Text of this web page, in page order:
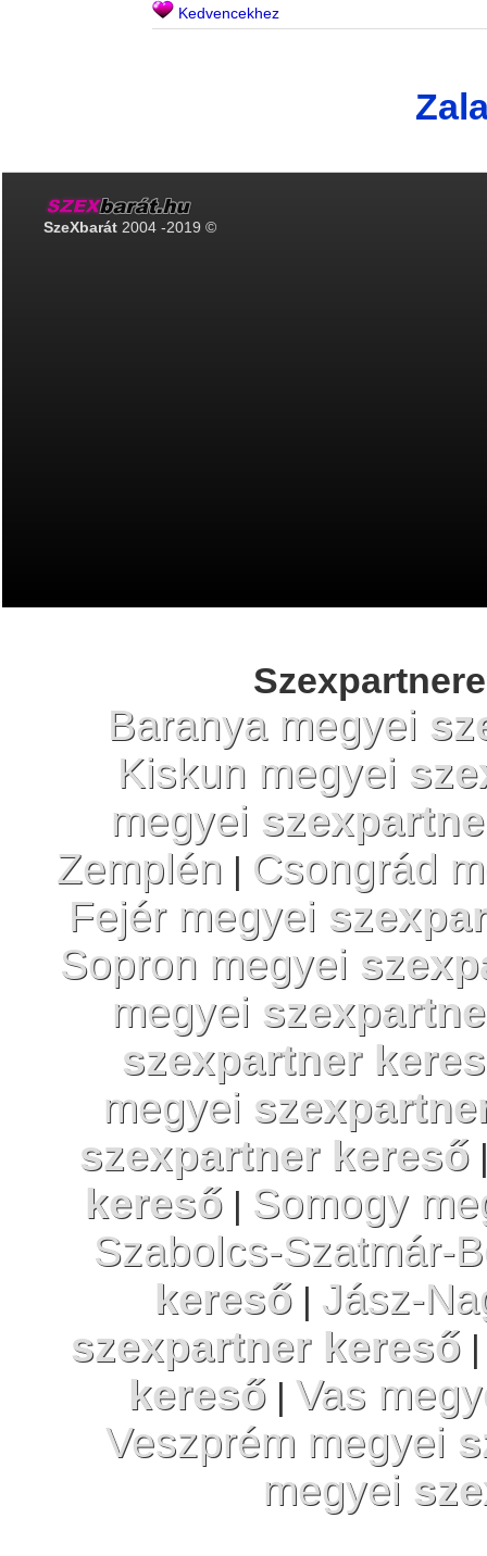
Kedvencekhez
SzeXbarát 2004 -2019 ©
Baranya megyei
Kiskun megyei
megyei
Zemplén | Csongrád
Fejér megyei
Sopron megyei
megyei
szexpartner
megyei
szexpartner kereső
kereső | Somogy
Szabolcs-Szatmár-
kereső | Jász-
szexpartner kereső |
kereső | Vas
Veszprém megyei
megyei